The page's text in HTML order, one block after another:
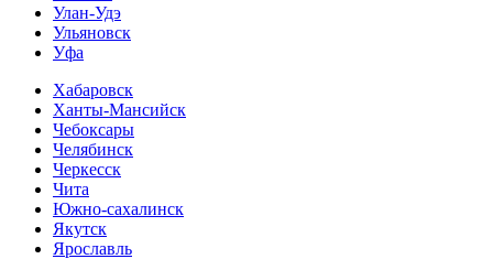
Улан-Удэ
Ульяновск
Уфа
Хабаровск
Ханты-Мансийск
Чебоксары
Челябинск
Черкесск
Чита
Южно-сахалинск
Якутск
Ярославль